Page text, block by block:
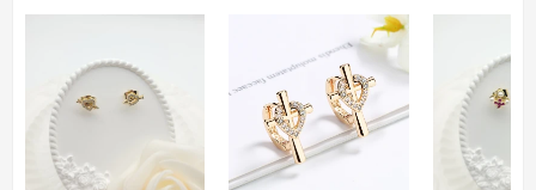
Descripción de los pendientes de botón cuadrados de plata